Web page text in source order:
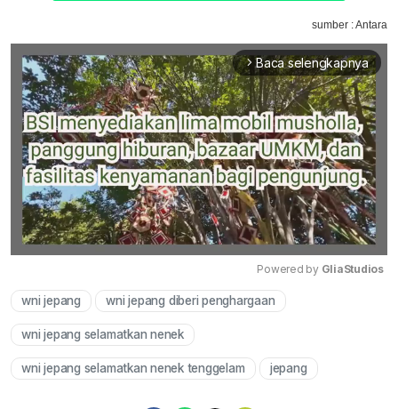
sumber : Antara
arrow_forward_ios Baca selengkapnya
Powered by GliaStudios
wni jepang wni jepang diberi penghargaan
wni jepang selamatkan nenek
wni jepang selamatkan nenek tenggelam jepang